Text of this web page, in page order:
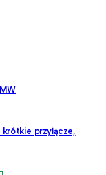
przyłącze,